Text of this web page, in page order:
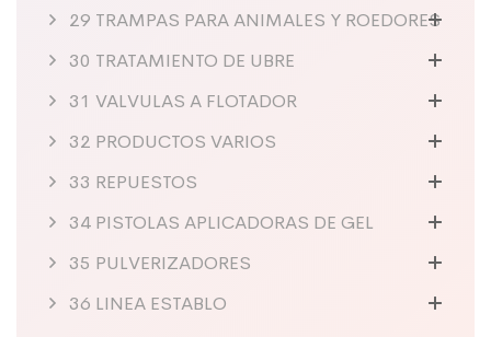
29 TRAMPAS PARA ANIMALES Y ROEDORES
30 TRATAMIENTO DE UBRE
31 VALVULAS A FLOTADOR
32 PRODUCTOS VARIOS
33 REPUESTOS
34 PISTOLAS APLICADORAS DE GEL
35 PULVERIZADORES
36 LINEA ESTABLO